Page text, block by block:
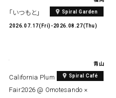
Spiral Garden
「いつもと」
2026.07.17(Fri)-2026.08.27(Thu)
青山
Spiral Café
California Plum & Nectarine
Fair2026 @ Omotesando ×